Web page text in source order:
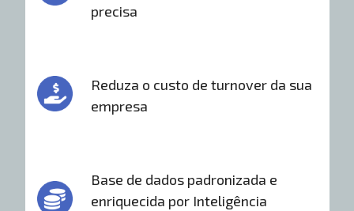
precisa
Reduza o custo de turnover da sua
empresa
Base de dados padronizada e
enriquecida por Inteligência